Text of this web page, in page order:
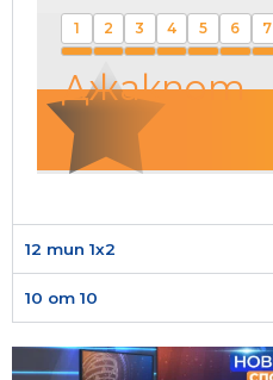
1 2 3 4 5 6 7
Джакпот
12 тип 1х2
10 от 10